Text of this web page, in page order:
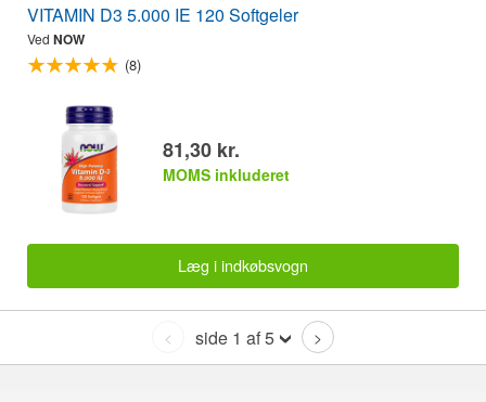
VITAMIN D3 5.000 IE 120 Softgeler
Ved NOW
(8)
81,30 kr.
MOMS inkluderet
Læg i indkøbsvogn
< side 1 af 5 >